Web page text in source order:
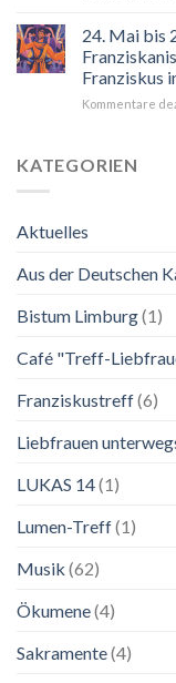
24. Mai bis
Franziskus
Kommentare
KATEGORIEN
Aktuelles
Aus der Deutschen
Bistum Limburg(1)
Café "Treff-
Franziskustreff(6)
Liebfrauen
LUKAS 14(1)
Lumen-Treff(1)
Musik (62)
Ökumene(4)
Sakramente(4)